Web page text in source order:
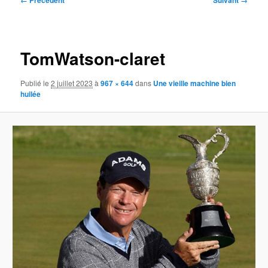
TomWatson-claret
Publié le2 juillet 2023 à967 × 644dans Une vieille machine bien
huilée